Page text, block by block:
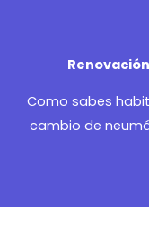
Como sabes
cambio de